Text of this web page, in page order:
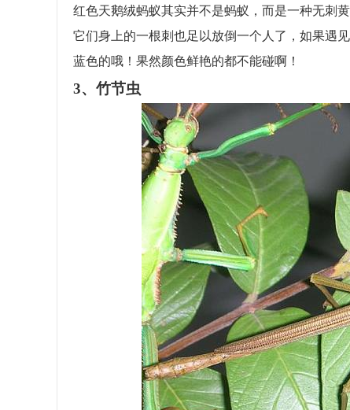
红色天鹅绒蚂蚁其实并不是蚂蚁，而是一种无刺
它们身上的一根刺也足以放倒一个人了，如果遇
蓝色的哦！果然颜色鲜艳的都不能碰啊！
3、竹节虫